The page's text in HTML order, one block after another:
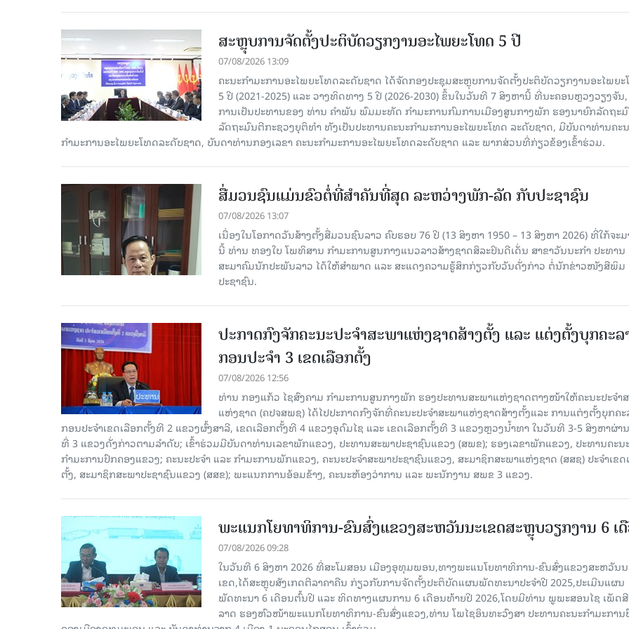
ສະຫຼຸບການຈັດຕັ້ງປະຕິບັດວຽກງານອະໄພຍະໂທດ 5 ປີ
07/08/2026 13:09
ຄະນະກຳມະການອະໄພຍະໂທດລະດັບຊາດ ໄດ້ຈັດກອງປະຊຸມສະຫຼຸບການຈັດຕັ້ງປະຕິບັດວຽກງານອະໄພຍ
5 ປີ (2021-2025) ແລະ ວາງທິດທາງ 5 ປີ (2026-2030) ຂຶ້ນໃນວັນທີ 7 ສິງຫານີ້ ທີ່ນະຄອນຫຼວງວຽງຈັນ
ການເປັນປະທານຂອງ ທ່ານ ຄໍາພັນ ພົມມະທັດ ກຳມະການກົມການເມືອງສູນກາງພັກ ຮອງນາຍົກລັດຖະ
ລັດຖະມົນຕີກະຊວງຍຸຕິທຳ ທັງເປັນປະທານຄະນະກຳມະການອະໄພຍະໂທດ ລະດັບຊາດ, ມີບັນດາທ່ານຄະ
ກໍາມະການອະໄພຍະໂທດລະດັບຊາດ, ບັນດາທ່ານກອງເລຂາ ຄະນະກຳມະການອະໄພຍະໂທດລະດັບຊາດ ແລະ ພາກສ່ວນທີ່ກ່ຽວຂ້ອງເຂົ້າຮ່ວມ.
ສື່ມວນຊົນແມ່ນຂົວຕໍ່ທີ່ສໍາຄັນທີ່ສຸດ ລະຫວ່າງພັກ-ລັດ ກັບປະຊາຊົນ
07/08/2026 13:07
ເນື່ອງໃນໂອກາດວັນສ້າງຕັ້ງສື່ມວນຊົນລາວ ຄົບຮອບ 76 ປີ (13 ສິງຫາ 1950 – 13 ສິງຫາ 2026) ທີ່ໃກ້ຈະມ
ນີ້ ທ່ານ ທອງໃບ ໂພທິສານ ກໍາມະການສູນກາງແນວລາວສ້າງຊາດສິລະປິນດີເດັ່ນ ສາຂາວັນນະກໍາ ປະທານ
ສະມາຄົມນັກປະພັນລາວ ໄດ້ໃຫ້ສໍາພາດ ແລະ ສະແດງຄວາມຮູ້ສຶກກ່ຽວກັບວັນດັ່ງກ່າວ ຕໍ່ນັກຂ່າວໜັງສືພິມ
ປະຊາຊົນ.
ປະກາດກົງຈັກຄະນະປະຈໍາສະພາແຫ່ງຊາດສ້າງຕັ້ງ ແລະ ແຕ່ງຕັ້ງບຸກຄະລ
ກອນປະຈໍາ 3 ເຂດເລືອກຕັ້ງ
07/08/2026 12:56
ທ່ານ ກອງແກ້ວ ໄຊສົງຄາມ ກຳມະການສູນກາງພັກ ຮອງປະທານສະພາແຫ່ງຊາດຕາງໜ້າໃຫ້ຄະນະປະຈໍາ
ແຫ່ງຊາດ (ຄປຈສພຊ) ໄດ້ໄປປະກາດກົງຈັກທີ່ຄະນະປະຈໍາສະພາແຫ່ງຊາດສ້າງຕັ້ງແລະ ການແຕ່ງຕັ້ງບຸກຄະ
ກອນປະຈໍາເຂດເລືອກຕັ້ງທີ 2 ແຂວງຜົ້ງສາລີ, ເຂດເລືອກຕັ້ງທີ 4 ແຂວງອຸດົມໄຊ ແລະ ເຂດເລືອກຕັ້ງທີ 3 ແຂວງຫຼວງນ້ຳທາ ໃນວັນທີ 3-5 ສິງຫາຜ່າ
ທີ່ 3 ແຂວງດັ່ງກ່າວຕາມລຳດັບ; ເຂົ້າຮ່ວມມີບັນດາທ່ານເລຂາພັກແຂວງ, ປະທານສະພາປະຊາຊົນແຂວງ (ສພຂ); ຮອງເລຂາພັກແຂວງ, ປະທານຄະນ
ກໍາມະການປົກຄອງແຂວງ; ຄະນະປະຈໍາ ແລະ ກໍາມະການພັກແຂວງ, ຄະນະປະຈໍາສະພາປະຊາຊົນແຂວງ, ສະມາຊິກສະພາແຫ່ງຊາດ (ສສຊ) ປະຈໍາເຂດ
ຕັ້ງ, ສະມາຊິກສະພາປະຊາຊົນແຂວງ (ສສຂ); ພະແນກການອ້ອມຂ້າງ, ຄະນະຫ້ອງວ່າການ ແລະ ພະນັກງານ ສພຂ 3 ແຂວງ.
ພະແນກໂຍທາທິການ-ຂົນສົ່ງແຂວງສະຫວັນນະເຂດສະຫຼຸບວຽກງານ 6 ເ
07/08/2026 09:28
ໃນວັນທີ 6 ສິງຫາ 2026 ທີ່ສະໂມສອນ ເມືອງອຸທຸມພອນ,ທາງພະແນໂຍທາທິການ-ຂົນສົ່ງແຂວງສະຫວັນ
ເຂດ,ໄດ້ສະຫຼຸບສັງເກດຕີລາຄາຄືນ ກ່ຽວກັບການຈັດຕັ້ງປະຕິບັດແຜນພັດທະນາປະຈໍາປີ 2025,ປະເມີນແຜນ
ພັດທະນາ 6 ເດືອນຕົ້ນປີ ແລະ ທິດທາງແຜນການ 6 ເດືອນທ້າຍປີ 2026,ໂດຍມີທ່ານ ພູພະສອນໄຊ ເພັດ
ລາດ ຮອງຫົວໜ້າພະແນກໂຍທາທິການ-ຂົນສົ່ງແຂວງ,ທ່ານ ໂພໄຊອິນທະວົງສາ ປະທານຄະນະກໍາມະການ